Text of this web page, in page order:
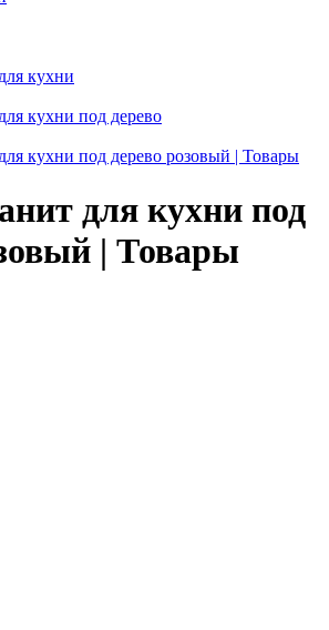
кухни
кухни под дерево
кухни под дерево розовый | Товары
для кухни под
| Товары